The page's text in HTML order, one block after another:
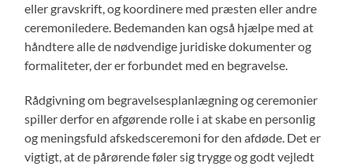
eller gravskrift, og koordinere med præsten eller andre
ceremoniledere. Bedemanden kan også hjælpe med at
håndtere alle de nødvendige juridiske dokumenter og
formaliteter, der er forbundet med en begravelse.
Rådgivning om begravelsesplanlægning og ceremonier
spiller derfor en afgørende rolle i at skabe en personlig
og meningsfuld afskedsceremoni for den afdøde. Det er
vigtigt, at de pårørende føler sig trygge og godt vejledt